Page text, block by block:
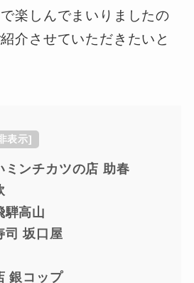
楽しんでまいりましたの
介させていただきたいと
表示]
ミンチカツの店 助春
騨高山
司 坂口屋
銀コップ